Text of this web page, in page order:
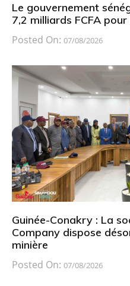
Le gouvernement
7,2 milliards FCFA
Posted On: 07/08/2026
Guinée-Conakry : La
Company dispose
minière
Posted On: 07/08/2026